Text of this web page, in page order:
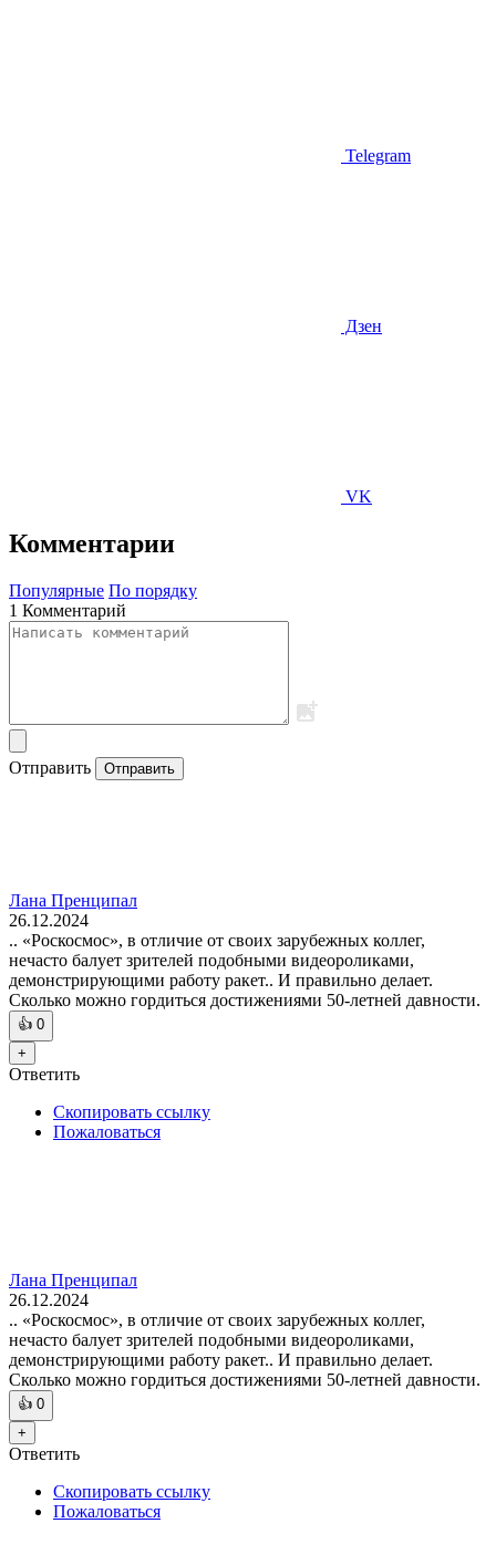
Telegram
Дзен
VK
Комментарии
Популярные По порядку
1 Комментарий
Отправить Отправить
Лана Пренципал
26.12.2024
.. «Роскосмос», в отличие от своих зарубежных коллег,
нечасто балует зрителей подобными видеороликами,
демонстрирующими работу ракет.. И правильно делает.
Сколько можно гордиться достижениями 50-летней давности.
👍 0
+
Ответить
Скопировать ссылку
Пожаловаться
Лана Пренципал
26.12.2024
.. «Роскосмос», в отличие от своих зарубежных коллег,
нечасто балует зрителей подобными видеороликами,
демонстрирующими работу ракет.. И правильно делает.
Сколько можно гордиться достижениями 50-летней давности.
👍 0
+
Ответить
Скопировать ссылку
Пожаловаться